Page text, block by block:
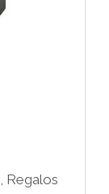
Regalos